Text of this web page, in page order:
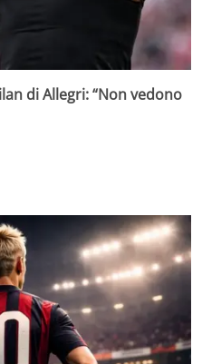
di Allegri: “Non vedono